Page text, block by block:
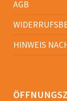
AGB
HINWEIS